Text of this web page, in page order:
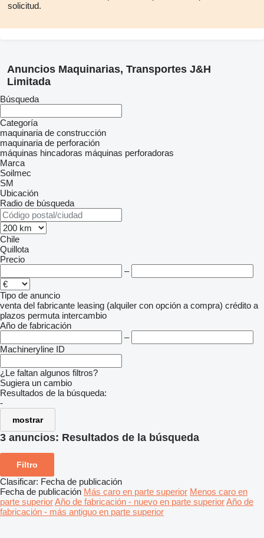
solicitud.
Anuncios Maquinarias, Transportes J&H
Limitada
Búsqueda
Categoría
maquinaria de construcción
maquinaria de perforación
máquinas hincadoras máquinas perforadoras
Marca
Soilmec
SM
Ubicación
Radio de búsqueda
Chile
Quillota
Precio
–
Tipo de anuncio
venta del fabricante leasing (alquiler con opción a compra) crédito a
plazos permuta intercambio
Año de fabricación
–
Machineryline ID
¿Le faltan algunos filtros?
Sugiera un cambio
Resultados de la búsqueda:
-
mostrar
3 anuncios: Resultados de la búsqueda
Filtro
Clasificar: Fecha de publicación
Fecha de publicación Más caro en parte superior Menos caro en
parte superiorAño de fabricación - nuevo en parte superiorAño de
fabricación - más antiguo en parte superior